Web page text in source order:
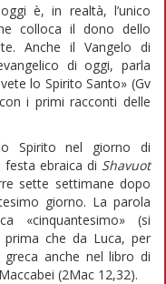
è, in realtà, l’unico
colloca il dono dello
Anche il Vangelo di
di oggi, parla
lo Spirito Santo» (Gv
i primi racconti delle
Spirito nel giorno di
ebraica di Shavuot
sette settimane dopo
giorno. La parola
«cinquantesimo» (si
prima che da Luca, per
anche nel libro di
(2Mac 12,32).